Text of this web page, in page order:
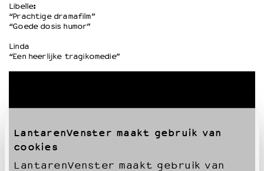
LantarenVenster maakt gebruik van
cookies
LantarenVenster maakt gebruik van
Libelle:
“Prachtige dramafilm”
“Goede dosis humor”
Linda
“Een heerlijke tragikomedie”